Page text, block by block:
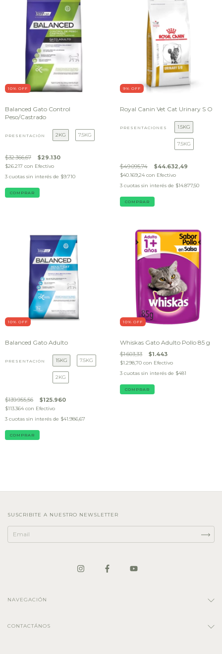
10% OFF
Balanced Gato Control
Peso/Castrado
PRESENTACIÓN 2KG 7.5KG
$32.366,67 $29.130
$26.217 con Efectivo
3 cuotas sin interés de $9.710
COMPRAR
9% OFF
Royal Canin Vet Cat Urinary S O
PRESENTACIONES 1.5KG
7.5KG
$49.095,74 $44.632,49
$40.169,24con Efectivo
3 cuotas sin interés de $14.877,50
COMPRAR
10% OFF
Balanced Gato Adulto
PRESENTACIÓN 15KG 7.5KG
2KG
$139.955,56 $125.960
$113.364con Efectivo
3 cuotas sin interés de $41.986,67
COMPRAR
10% OFF
Whiskas Gato Adulto Pollo 85 g
$1.603,33 $1.443
$1.298,70 con Efectivo
3 cuotas sin interés de $481
SUSCRIBITE A NUESTRO NEWSLETTER
NAVEGACIÓN
CONTACTÁNOS